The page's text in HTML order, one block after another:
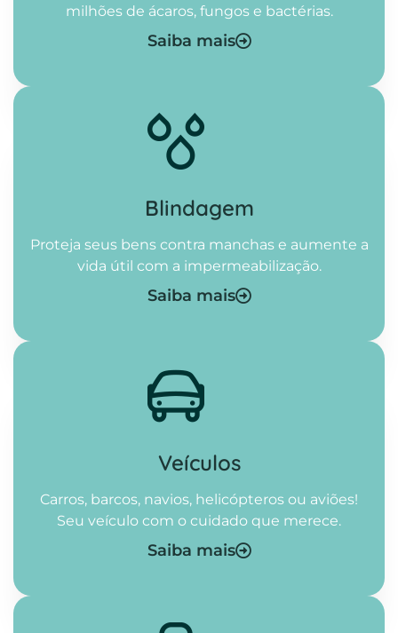
milhões de ácaros, fungos e bactérias.
Saiba mais
Blindagem
Proteja seus bens contra manchas e aumente a
vida útil com a impermeabilização.
Saiba mais
Veículos
Carros, barcos, navios, helicópteros ou aviões!
Seu veículo com o cuidado que merece.
Saiba mais